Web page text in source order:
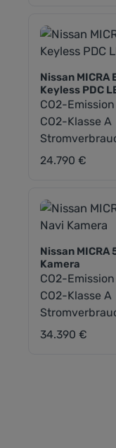
Nissan MICRA
Keyless PDC
CO2-
CO2-Klasse A
Regulärer Preis:
24.790 €
Nissan MICRA
Kamera
CO2-
CO2-Klasse A
Regulärer Preis:
34.390 €